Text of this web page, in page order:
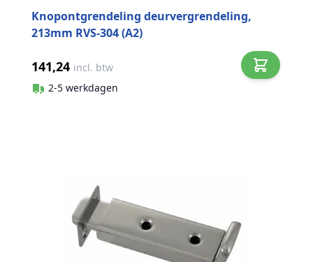
Knopontgrendeling deurvergrendeling,
213mm RVS-304 (A2)
141,24 incl. btw
2-5 werkdagen